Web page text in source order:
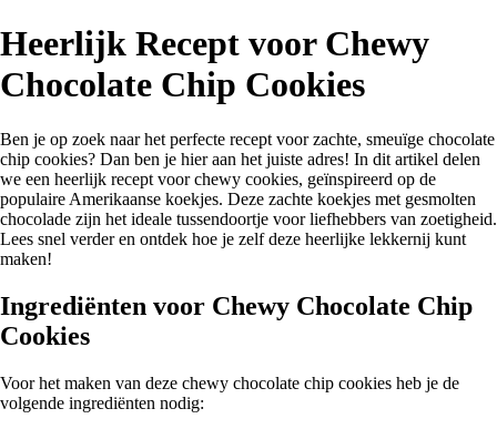
Heerlijk Recept voor Chewy
Chocolate Chip Cookies
Ben je op zoek naar het perfecte recept voor zachte, smeuïge chocolate
chip cookies? Dan ben je hier aan het juiste adres! In dit artikel delen
we een heerlijk recept voor chewy cookies, geïnspireerd op de
populaire Amerikaanse koekjes. Deze zachte koekjes met gesmolten
chocolade zijn het ideale tussendoortje voor liefhebbers van zoetigheid.
Lees snel verder en ontdek hoe je zelf deze heerlijke lekkernij kunt
maken!
Ingrediënten voor Chewy Chocolate Chip
Cookies
Voor het maken van deze chewy chocolate chip cookies heb je de
volgende ingrediënten nodig: